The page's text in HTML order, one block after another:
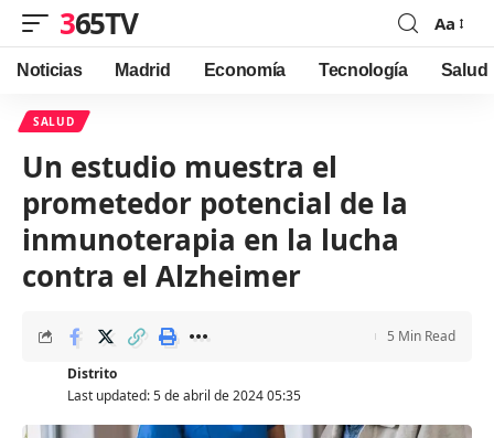
365TV
Font
Resizer
Aa
Noticias Madrid Economía Tecnología Salud
SALUD
Un estudio muestra el
prometedor potencial de la
inmunoterapia en la lucha
contra el Alzheimer
Last updated: 5 de abril de 2024 05:35
Distrito
5 Min Read